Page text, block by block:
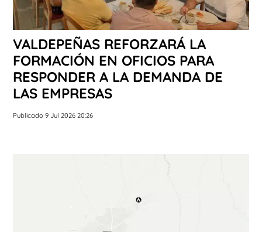
VALDEPEÑAS REFORZARÁ LA
FORMACIÓN EN OFICIOS PARA
RESPONDER A LA DEMANDA DE
LAS EMPRESAS
Publicado 9 Jul 2026 20:26